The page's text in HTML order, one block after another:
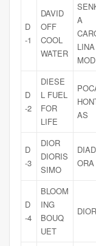
D
-1
DAVID
OFF
COOL
WATER
A
LINA
MOD
D
-2
DIESE
L FUEL
FOR
LIFE
AS
D
-3
DIOR
DIORIS
SIMO
DIAD
ORA
D
-4
BLOOM
ING
BOUQ
UET
DIOR